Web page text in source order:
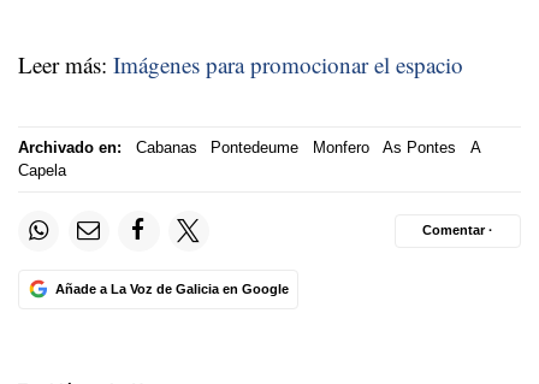
Leer más: Imágenes para promocionar el espacio
Archivado en: Cabanas Pontedeume Monfero As Pontes
A
Capela
Añade a La Voz de Galicia en Google
Comentar ·